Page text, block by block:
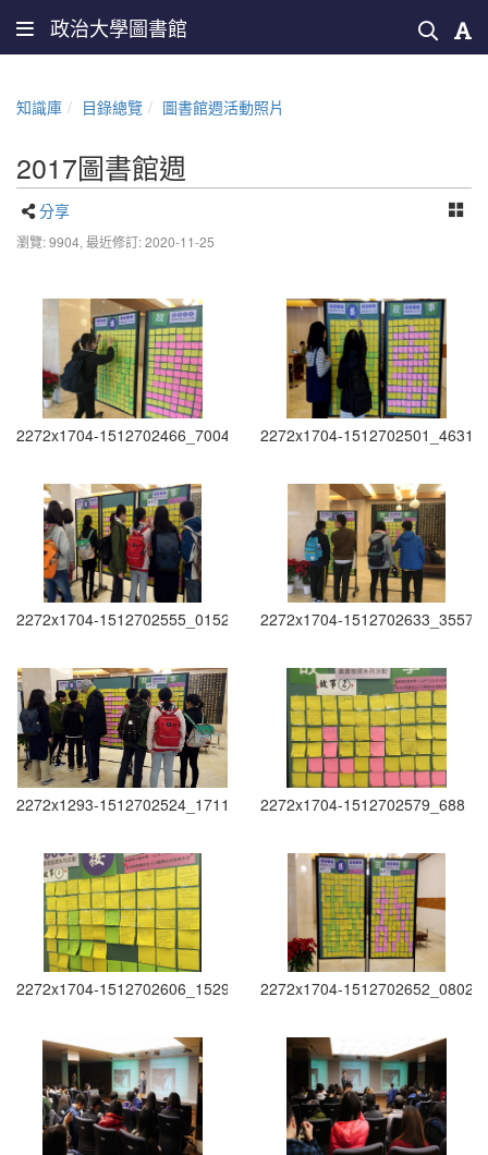
政治大學圖書館
知識庫 目錄總覽 圖書館週活動照片
2017圖書館週
分享
瀏覽: 9904, 最近修訂: 2020-11-25
2272x1704-1512702466_7004 2272x1704-1512702501_4631
2272x1704-1512702555_0152 2272x1704-1512702633_3557
2272x1293-1512702524_1711 2272x1704-1512702579_688
2272x1704-1512702606_1529 2272x1704-1512702652_0802